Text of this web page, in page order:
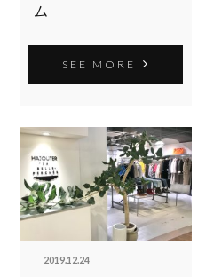
ム
SEE MORE
2019.12.24